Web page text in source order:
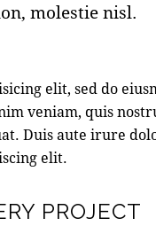
molestie nisl.
elit, sed do
veniam, quis
Duis aute irure
elit.
PROJECT